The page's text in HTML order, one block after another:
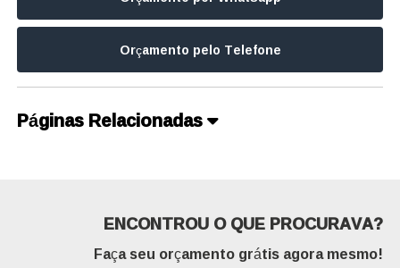
Orçamento pelo Telefone
Páginas Relacionadas
ENCONTROU O QUE PROCURAVA?
Faça seu orçamento grátis agora mesmo!